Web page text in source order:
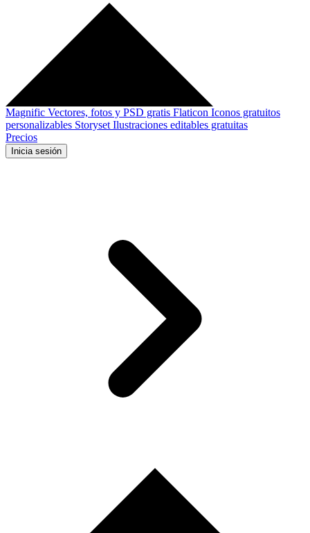
Magnific Vectores, fotos y PSD gratis Flaticon Iconos gratuitos
personalizables Storyset Ilustraciones editables gratuitas
Precios
Inicia sesión